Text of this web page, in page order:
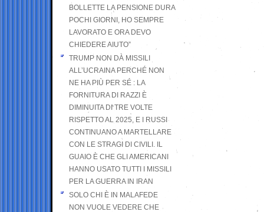
BOLLETTE LA PENSIONE DURA
POCHI GIORNI, HO SEMPRE
LAVORATO E ORA DEVO
CHIEDERE AIUTO”
TRUMP NON DÀ MISSILI
ALL’UCRAINA PERCHÉ NON
NE HA PIÙ PER SÉ : LA
FORNITURA DI RAZZI È
DIMINUITA DI TRE VOLTE
RISPETTO AL 2025, E I RUSSI
CONTINUANO A MARTELLARE
CON LE STRAGI DI CIVILI. IL
GUAIO È CHE GLI AMERICANI
HANNO USATO TUTTI I MISSILI
PER LA GUERRA IN IRAN
SOLO CHI È IN MALAFEDE
NON VUOLE VEDERE CHE